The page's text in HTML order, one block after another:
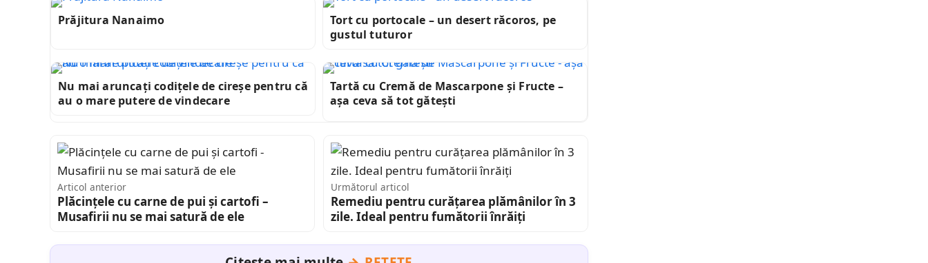
Prăjitura Nanaimo
Tort cu portocale – un desert răcoros, pe
gustul tuturor
Nu mai aruncați codițele de cireșe pentru că
au o mare putere de vindecare
Tartă cu Cremă de Mascarpone și Fructe –
așa ceva să tot gătești
Articol anterior
Plăcințele cu carne de pui și cartofi –
Musafirii nu se mai satură de ele
Următorul articol
Remediu pentru curățarea plămânilor în 3
zile. Ideal pentru fumătorii înrăiți